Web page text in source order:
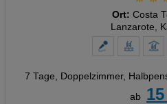
Ort: Costa
Lanzarote,
7 Tage, Doppelzimmer,
ab